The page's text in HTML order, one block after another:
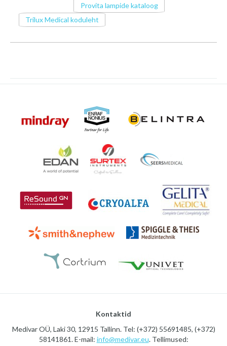
Provita lampide kataloog
Trilux Medical koduleht
Kontaktid
Medivar OÜ, Laki 30, 12915 Tallinn. Tel: (+372) 55691485, (+372)
58141861. E-mail: info@medivar.eu. Tellimused: